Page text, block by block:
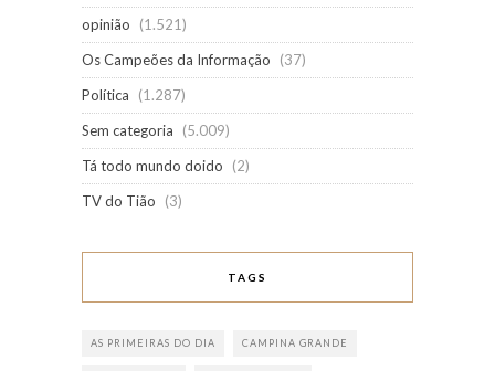
opinião
(1.521)
Os Campeões da Informação
(37)
Política
(1.287)
Sem categoria
(5.009)
Tá todo mundo doido
(2)
TV do Tião
(3)
TAGS
AS PRIMEIRAS DO DIA CAMPINA GRANDE